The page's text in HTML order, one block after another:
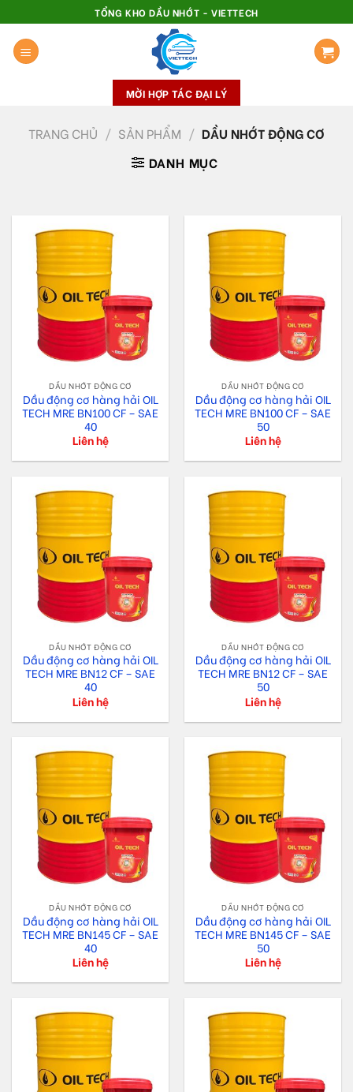
to
content
TỔNG KHO DẦU NHỚT - VIETTECH
MỜI HỢP TÁC ĐẠI LÝ
TRANG CHỦ / SẢN PHẨM / DẦU NHỚT ĐỘNG CƠ
DANH MỤC
DẦU NHỚT ĐỘNG CƠ
Dầu động cơ hàng hải OIL
TECH MRE BN100 CF – SAE
40
Liên hệ
DẦU NHỚT ĐỘNG CƠ
Dầu động cơ hàng hải OIL
TECH MRE BN100 CF – SAE
50
Liên hệ
DẦU NHỚT ĐỘNG CƠ
Dầu động cơ hàng hải OIL
TECH MRE BN12 CF – SAE
40
Liên hệ
DẦU NHỚT ĐỘNG CƠ
Dầu động cơ hàng hải OIL
TECH MRE BN12 CF – SAE
50
Liên hệ
DẦU NHỚT ĐỘNG CƠ
Dầu động cơ hàng hải OIL
TECH MRE BN145 CF – SAE
40
Liên hệ
DẦU NHỚT ĐỘNG CƠ
Dầu động cơ hàng hải OIL
TECH MRE BN145 CF – SAE
50
Liên hệ